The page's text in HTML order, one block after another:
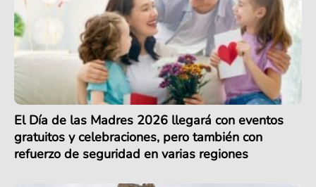
El Día de las Madres 2026 llegará con eventos
gratuitos y celebraciones, pero también con
refuerzo de seguridad en varias regiones